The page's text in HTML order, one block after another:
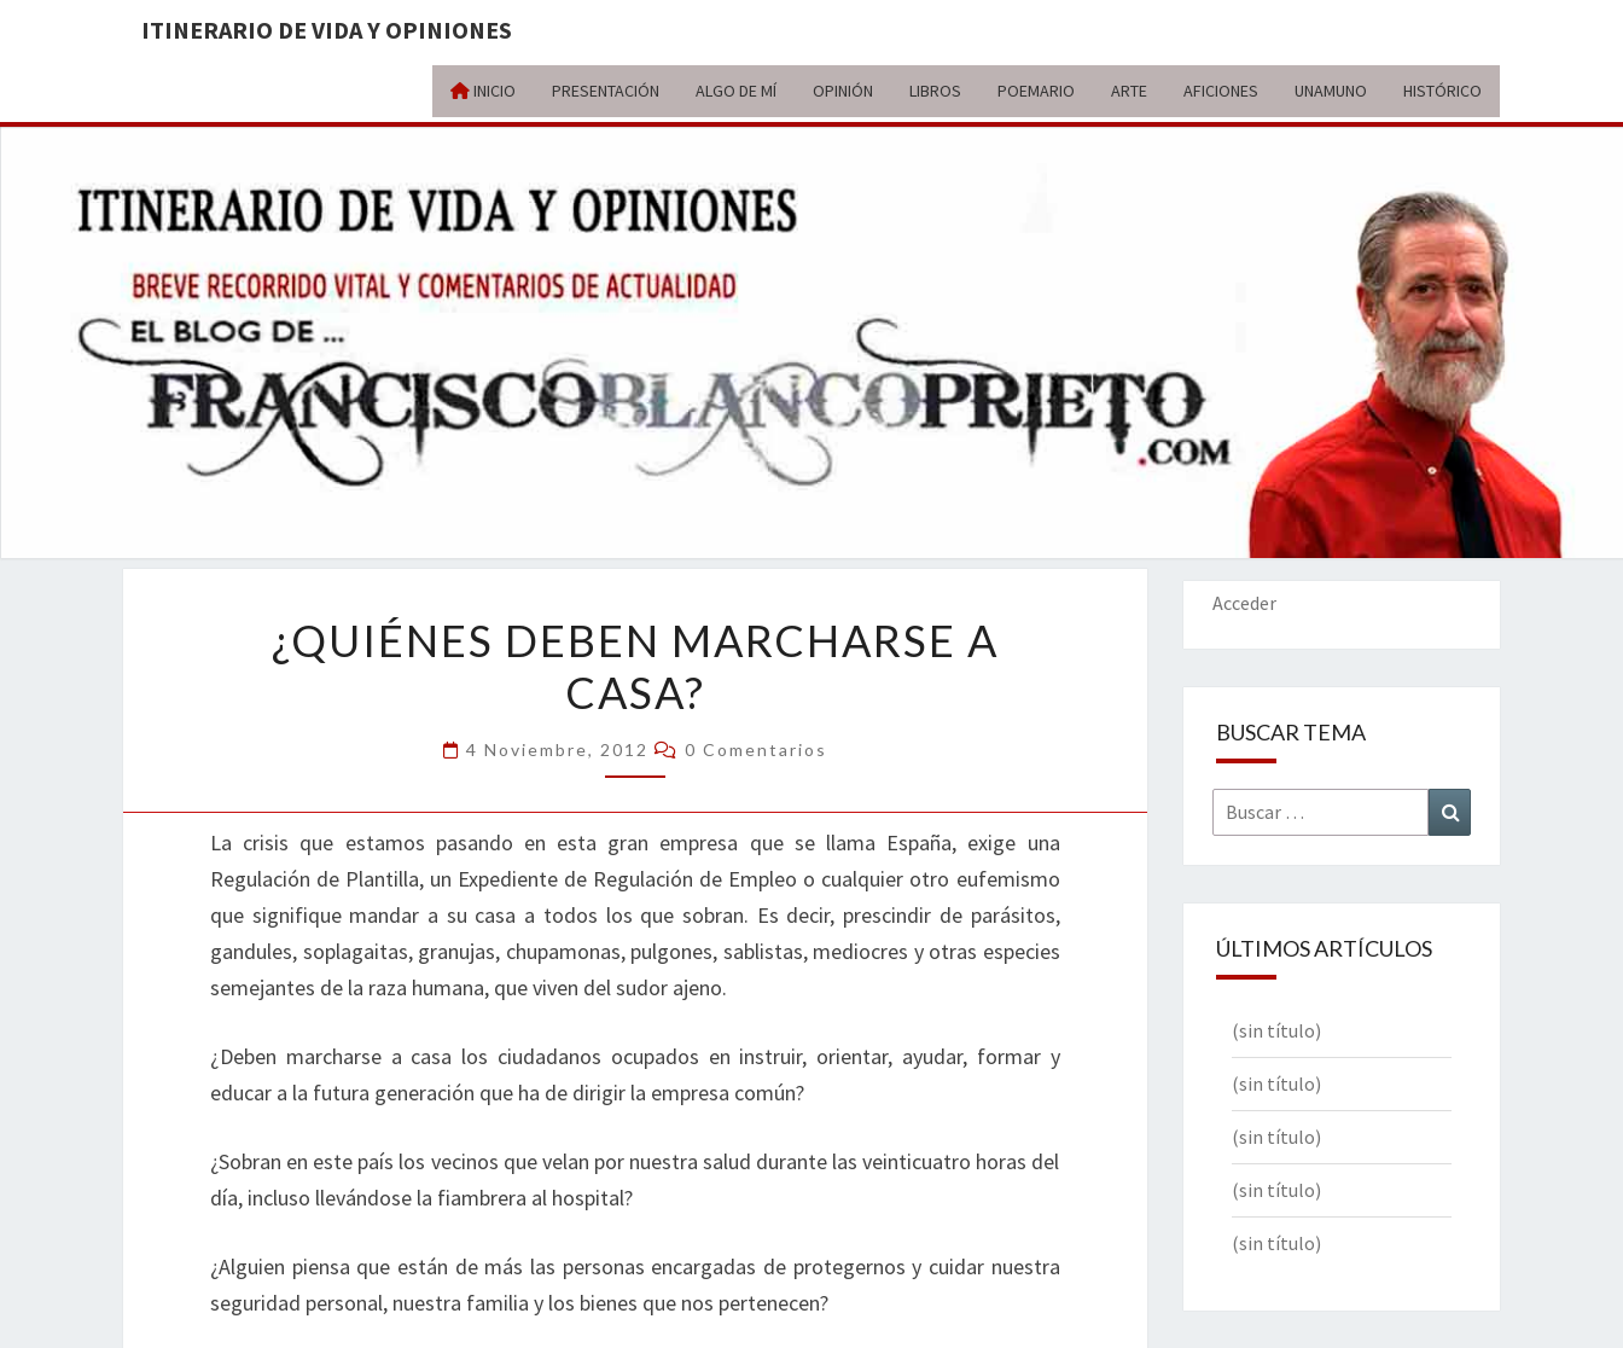
ITINERARIO DE VIDA Y OPINIONES
INICIO PRESENTACIÓN ALGO DE MÍ OPINIÓN LIBROS POEMARIO ARTE AFICIONES UNAMUNO HISTÓRICO
ITINERARIO
DE VIDA Y
OPINIONES
BREVE
RECORRIDO
VITAL Y
COMENTARIOS
ACTUALIDAD
DEBEN
MARCHARSE
A
CASA?
¿QUIÉNES DEBEN MARCHARSE A
CASA?
4 Noviembre, 2012 Comentarios
0 Comentarios
La crisis que estamos pasando en esta gran empresa que se llama España, exige una
Regulación de Plantilla, un Expediente de Regulación de Empleo o cualquier otro eufemismo
que signifique mandar a su casa a todos los que sobran. Es decir, prescindir de parásitos,
gandules, soplagaitas, granujas, chupamonas, pulgones, sablistas, mediocres y otras especies
semejantes de la raza humana, que viven del sudor ajeno.
¿Deben marcharse a casa los ciudadanos ocupados en instruir, orientar, ayudar, formar y
educar a la futura generación que ha de dirigir la empresa común?
¿Sobran en este país los vecinos que velan por nuestra salud durante las veinticuatro horas del
día, incluso llevándose la fiambrera al hospital?
¿Alguien piensa que están de más las personas encargadas de protegernos y cuidar nuestra
seguridad personal, nuestra familia y los bienes que nos pertenecen?
Acceder
BUSCAR TEMA
Buscar
por:
ÚLTIMOS ARTÍCULOS
(sin título)
(sin título)
(sin título)
(sin título)
(sin título)